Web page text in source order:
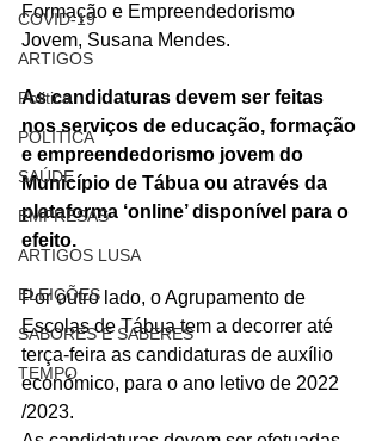
COVID-19
ARTIGOS
Politica
POLITICA
SAÚDE
EMPRESAS
ARTIGOS LUSA
ELEIÇÕES
SABORES E SABERES
TEMPO
Formação e Empreendedorismo
Jovem, Susana Mendes.
As candidaturas devem ser feitas
nos serviços de educação, formação
e empreendedorismo jovem do
Município de Tábua ou através da
plataforma ‘online’ disponível para o
efeito.
Por outro lado, o Agrupamento de
Escolas de Tábua tem a decorrer até
terça-feira as candidaturas de auxílio
económico, para o ano letivo de 2022
/2023.